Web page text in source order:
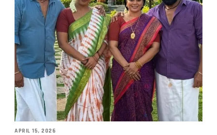
APRIL 15, 2026